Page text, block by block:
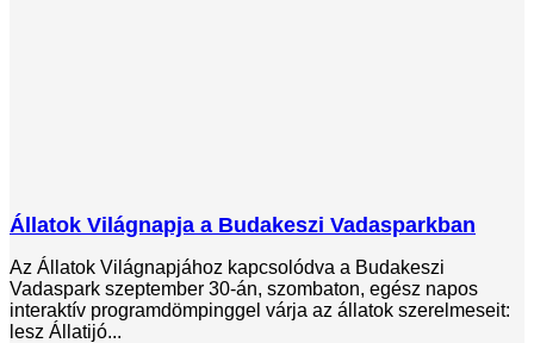
Állatok Világnapja a Budakeszi Vadasparkban
Az Állatok Világnapjához kapcsolódva a Budakeszi
Vadaspark szeptember 30-án, szombaton, egész napos
interaktív programdömpinggel várja az állatok szerelmeseit:
lesz Állatijó...